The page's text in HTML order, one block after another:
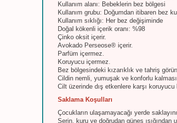
Kullanım alanı: Bebeklerin bez bölgesi
Kullanım grubu: Doğumdan itibaren bez
Kullanım sıklığı: Her bez değişiminde
Doğal kökenli içerik oranı: %98
Çinko oksit içerir.
Avokado Perseose® içerir.
Parfüm içermez.
Koruyucu içermez.
Bez bölgesindeki kızarıklık ve tahriş
Cildin nemli, yumuşak ve konforlu
Cilt üzerinde dış etkenlere karşı koruyucu
Saklama Koşulları
Çocukların ulaşamayacağı yerde
Serin, kuru ve doğrudan güneş